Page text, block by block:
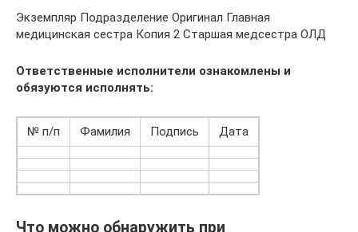
Экземпляр Подразделение Оригинал Главная
медицинская сестра Копия 2 Старшая медсестра ОЛД
Ответственные исполнители ознакомлены и
обязуются исполнять:
№ п/п Фамилия Подпись Дата
Что можно обнаружить при